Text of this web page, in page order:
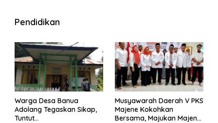
Pendidikan
Warga Desa Banua
Adolang Tegaskan Sikap,
Tuntut
Musyawarah Daerah V PKS
Majene Kokohkan
Bersama, Majukan Majene